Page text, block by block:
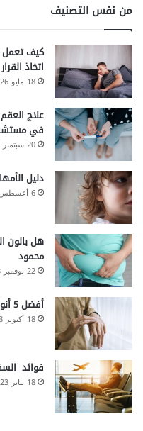
من نفس التصنيف
كيف تعمل
اتخاذ القرار
18 مايو 2026
علاج
في
20 سبتمبر 2025
دليل
6 أغسطس 2025
هل بالون
محمود
22 نوفمبر 2023
أفضل 5 أنواع من غسول البشرة الدهنية والمختلطة
18 أكتوبر 2023
فوائد
18 يناير 2023